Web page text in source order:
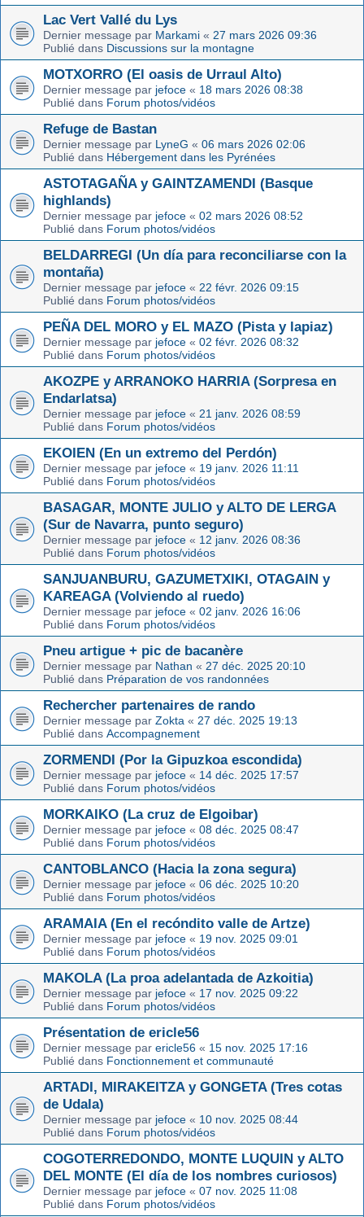
Lac Vert Vallé du Lys
Dernier message par Markami « 27 mars 2026 09:36
Publié dans Discussions sur la montagne
MOTXORRO (El oasis de Urraul Alto)
Dernier message par jefoce « 18 mars 2026 08:38
Publié dans Forum photos/vidéos
Refuge de Bastan
Dernier message par LyneG « 06 mars 2026 02:06
Publié dans Hébergement dans les Pyrénées
ASTOTAGAÑA y GAINTZAMENDI (Basque
highlands)
Dernier message par jefoce « 02 mars 2026 08:52
Publié dans Forum photos/vidéos
BELDARREGI (Un día para reconciliarse con la
montaña)
Dernier message par jefoce « 22 févr. 2026 09:15
Publié dans Forum photos/vidéos
PEÑA DEL MORO y EL MAZO (Pista y lapiaz)
Dernier message par jefoce « 02 févr. 2026 08:32
Publié dans Forum photos/vidéos
AKOZPE y ARRANOKO HARRIA (Sorpresa en
Endarlatsa)
Dernier message par jefoce « 21 janv. 2026 08:59
Publié dans Forum photos/vidéos
EKOIEN (En un extremo del Perdón)
Dernier message par jefoce « 19 janv. 2026 11:11
Publié dans Forum photos/vidéos
BASAGAR, MONTE JULIO y ALTO DE LERGA
(Sur de Navarra, punto seguro)
Dernier message par jefoce « 12 janv. 2026 08:36
Publié dans Forum photos/vidéos
SANJUANBURU, GAZUMETXIKI, OTAGAIN y
KAREAGA (Volviendo al ruedo)
Dernier message par jefoce « 02 janv. 2026 16:06
Publié dans Forum photos/vidéos
Pneu artigue + pic de bacanère
Dernier message par Nathan « 27 déc. 2025 20:10
Publié dans Préparation de vos randonnées
Rechercher partenaires de rando
Dernier message par Zokta « 27 déc. 2025 19:13
Publié dans Accompagnement
ZORMENDI (Por la Gipuzkoa escondida)
Dernier message par jefoce « 14 déc. 2025 17:57
Publié dans Forum photos/vidéos
MORKAIKO (La cruz de Elgoibar)
Dernier message par jefoce « 08 déc. 2025 08:47
Publié dans Forum photos/vidéos
CANTOBLANCO (Hacia la zona segura)
Dernier message par jefoce « 06 déc. 2025 10:20
Publié dans Forum photos/vidéos
ARAMAIA (En el recóndito valle de Artze)
Dernier message par jefoce « 19 nov. 2025 09:01
Publié dans Forum photos/vidéos
MAKOLA (La proa adelantada de Azkoitia)
Dernier message par jefoce « 17 nov. 2025 09:22
Publié dans Forum photos/vidéos
Présentation de ericle56
Dernier message par ericle56 « 15 nov. 2025 17:16
Publié dans Fonctionnement et communauté
ARTADI, MIRAKEITZA y GONGETA (Tres cotas
de Udala)
Dernier message par jefoce « 10 nov. 2025 08:44
Publié dans Forum photos/vidéos
COGOTERREDONDO, MONTE LUQUIN y ALTO
DEL MONTE (El día de los nombres curiosos)
Dernier message par jefoce « 07 nov. 2025 11:08
Publié dans Forum photos/vidéos